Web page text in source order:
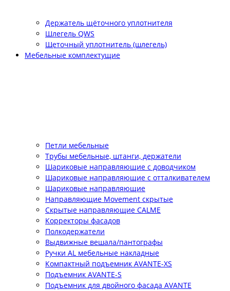
Держатель щёточного уплотнителя
Шлегель QWS
Щеточный уплотнитель (шлегель)
Мебельные комплектущие
Петли мебельные
Трубы мебельные, штанги, держатели
Шариковые направляющие с доводчиком
Шариковые направляющие с отталкивателем
Шариковые направляющие
Направляющие Movement скрытые
Скрытые направляющие CALME
Корректоры фасадов
Полкодержатели
Выдвижные вешала/пантографы
Ручки AL мебельные накладные
Компактный подъемник АVANTE-XS
Подъемник АVANTE-S
Подъемник для двойного фасада АVANTE